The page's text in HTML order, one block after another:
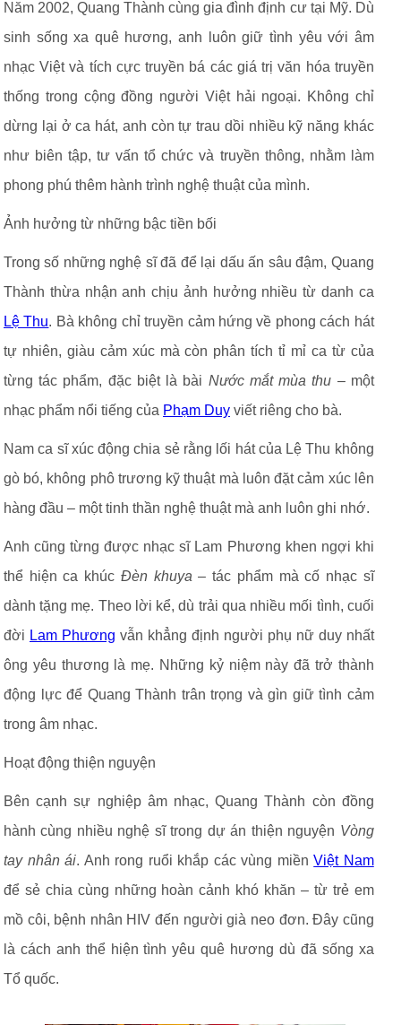
Năm 2002, Quang Thành cùng gia đình định cư tại Mỹ. Dù
sinh sống xa quê hương, anh luôn giữ tình yêu với âm
nhạc Việt và tích cực truyền bá các giá trị văn hóa truyền
thống trong cộng đồng người Việt hải ngoại. Không chỉ
dừng lại ở ca hát, anh còn tự trau dồi nhiều kỹ năng khác
như biên tập, tư vấn tổ chức và truyền thông, nhằm làm
phong phú thêm hành trình nghệ thuật của mình.
Ảnh hưởng từ những bậc tiền bối
Trong số những nghệ sĩ đã để lại dấu ấn sâu đậm, Quang
Thành thừa nhận anh chịu ảnh hưởng nhiều từ danh ca
Lệ Thu. Bà không chỉ truyền cảm hứng về phong cách hát
tự nhiên, giàu cảm xúc mà còn phân tích tỉ mỉ ca từ của
từng tác phẩm, đặc biệt là bài Nước mắt mùa thu – một
nhạc phẩm nổi tiếng của Phạm Duy viết riêng cho bà.
Nam ca sĩ xúc động chia sẻ rằng lối hát của Lệ Thu không
gò bó, không phô trương kỹ thuật mà luôn đặt cảm xúc lên
hàng đầu – một tinh thần nghệ thuật mà anh luôn ghi nhớ.
Anh cũng từng được nhạc sĩ Lam Phương khen ngợi khi
thể hiện ca khúc Đèn khuya – tác phẩm mà cố nhạc sĩ
dành tặng mẹ. Theo lời kể, dù trải qua nhiều mối tình, cuối
đời Lam Phương vẫn khẳng định người phụ nữ duy nhất
ông yêu thương là mẹ. Những kỷ niệm này đã trở thành
động lực để Quang Thành trân trọng và gìn giữ tình cảm
trong âm nhạc.
Hoạt động thiện nguyện
Bên cạnh sự nghiệp âm nhạc, Quang Thành còn đồng
hành cùng nhiều nghệ sĩ trong dự án thiện nguyện Vòng
tay nhân ái. Anh rong ruổi khắp các vùng miềnViệt Nam
để sẻ chia cùng những hoàn cảnh khó khăn – từ trẻ em
mồ côi, bệnh nhân HIV đến người già neo đơn. Đây cũng
là cách anh thể hiện tình yêu quê hương dù đã sống xa
Tổ quốc.